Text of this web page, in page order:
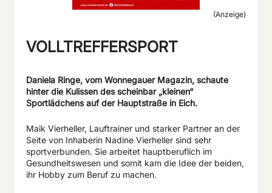
(Anzeige)
VOLLTREFFERSPORT
Daniela Ringe, vom Wonnegauer Magazin, schaute
hinter die Kulissen des scheinbar „kleinen“
Sportlädchens auf der Hauptstraße in Eich.
Maik Vierheller, Lauftrainer und starker Partner an der
Seite von Inhaberin Nadine Vierheller sind sehr
sportverbunden. Sie arbeitet hauptberuflich im
Gesundheitswesen und somit kam die Idee der beiden,
ihr Hobby zum Beruf zu machen.